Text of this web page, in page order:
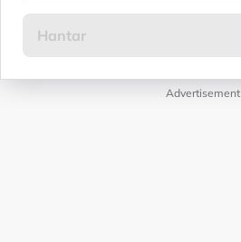
Advertisement